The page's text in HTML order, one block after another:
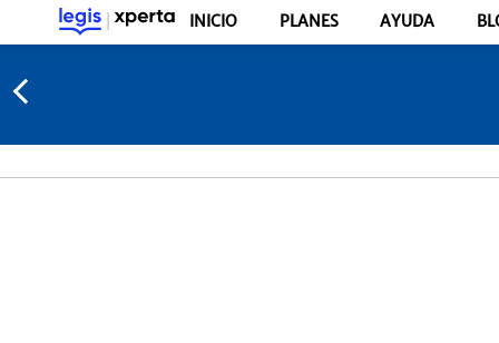
INICIO PLANES AYUDA